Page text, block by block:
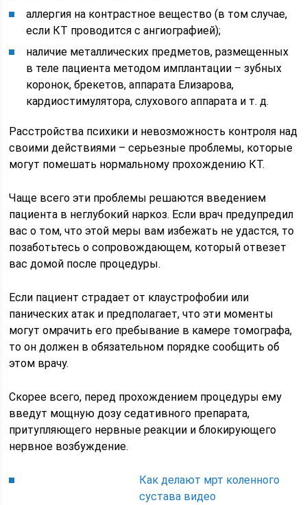
аллергия на контрастное вещество (в том случае,
если КТ проводится с ангиографией);
наличие металлических предметов, размещенных
в теле пациента методом имплантации – зубных
коронок, брекетов, аппарата Елизарова,
кардиостимулятора, слухового аппарата и т. д.
Расстройства психики и невозможность контроля над
своими действиями – серьезные проблемы, которые
могут помешать нормальному прохождению КТ.
Чаще всего эти проблемы решаются введением
пациента в неглубокий наркоз. Если врач предупредил
вас о том, что этой меры вам избежать не удастся, то
позаботьтесь о сопровождающем, который отвезет
вас домой после процедуры.
Если пациент страдает от клаустрофобии или
панических атак и предполагает, что эти моменты
могут омрачить его пребывание в камере томографа,
то он должен в обязательном порядке сообщить об
этом врачу.
Скорее всего, перед прохождением процедуры ему
введут мощную дозу седативного препарата,
притупляющего нервные реакции и блокирующего
нервное возбуждение.
Как делают мрт коленного
сустава видео